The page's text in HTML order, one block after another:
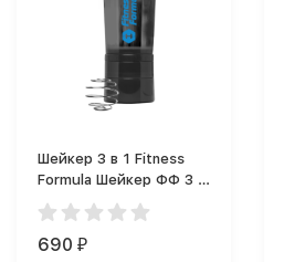
Шейкер 3 в 1 Fitness
Formula Шейкер ФФ 3 в
1 (500 мл)
690 ₽